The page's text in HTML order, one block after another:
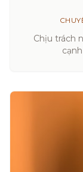
Chịu trách